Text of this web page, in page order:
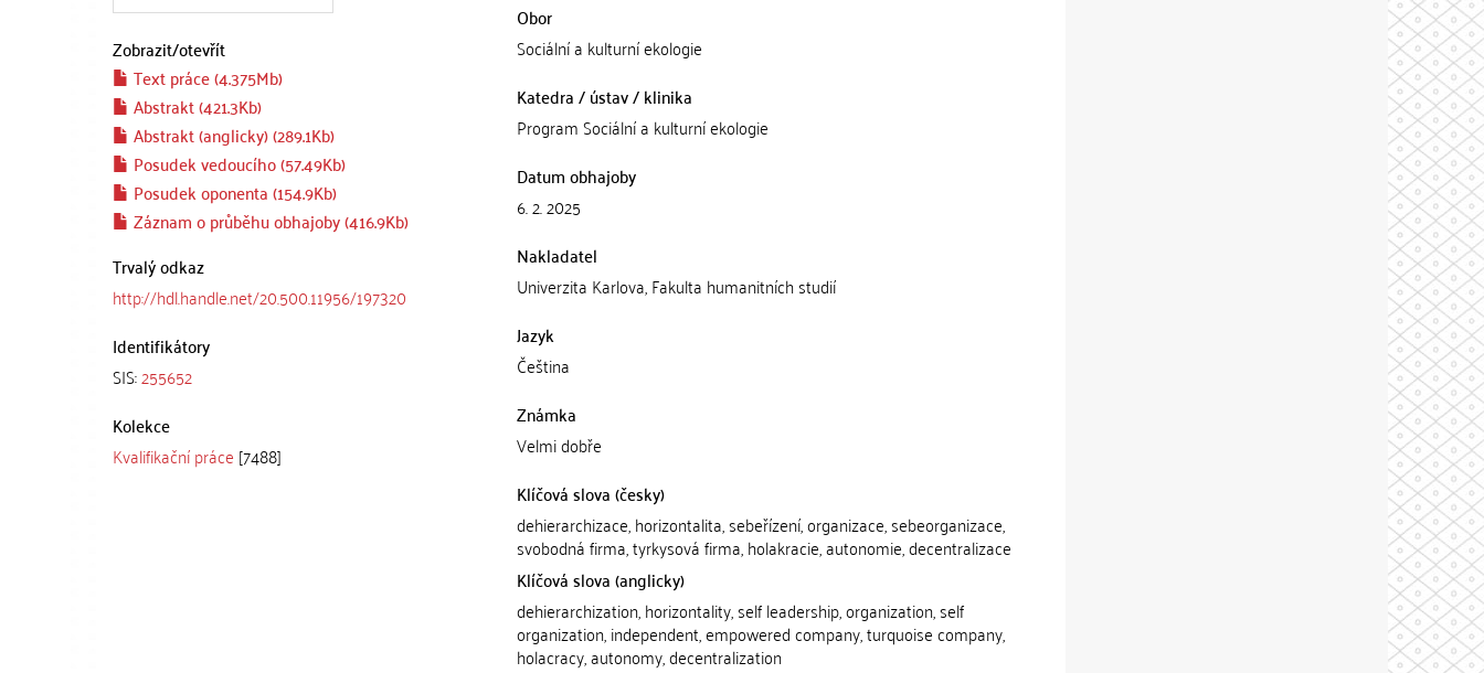
Zobrazit/otevřít
Text práce (4.375Mb)
Abstrakt (421.3Kb)
Abstrakt (anglicky) (289.1Kb)
Posudek vedoucího (57.49Kb)
Posudek oponenta (154.9Kb)
Záznam o průběhu obhajoby (416.9Kb)
Trvalý odkaz
http://hdl.handle.net/20.500.11956/197320
Identifikátory
SIS:255652
Kolekce
Kvalifikační práce [7488]
Obor
Sociální a kulturní ekologie
Katedra / ústav / klinika
Program Sociální a kulturní ekologie
Datum obhajoby
6. 2. 2025
Nakladatel
Univerzita Karlova, Fakulta humanitních studií
Jazyk
Čeština
Známka
Velmi dobře
Klíčová slova (česky)
dehierarchizace, horizontalita, sebeřízení, organizace, sebeorganizace,
svobodná firma, tyrkysová firma, holakracie, autonomie, decentralizace
Klíčová slova (anglicky)
dehierarchization, horizontality, self leadership, organization, self
organization, independent, empowered company, turquoise company,
holacracy, autonomy, decentralization